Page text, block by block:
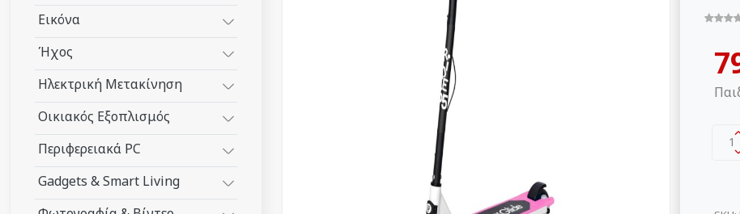
Εικόνα
Ήχος
Ηλεκτρική Μετακίνηση
Οικιακός Εξοπλισμός
Περιφερειακά PC
Gadgets & Smart Living
1